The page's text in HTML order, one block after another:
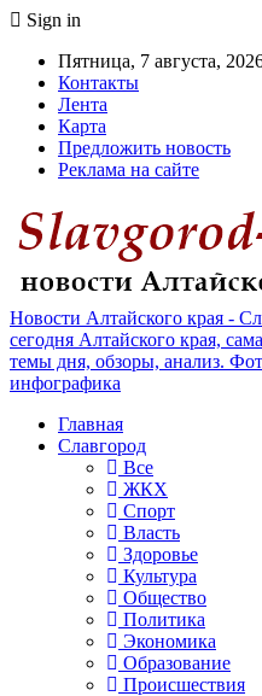
Sign in
Пятница, 7 августа,
Контакты
Лента
Карта
Предложить новость
Реклама на сайте
Новости Алтайского края -
сегодня Алтайского края,
темы дня, обзоры, анализ.
инфографика
Главная
Славгород
Все
ЖКХ
Спорт
Власть
Здоровье
Культура
Общество
Политика
Экономика
Образование
Происшествия